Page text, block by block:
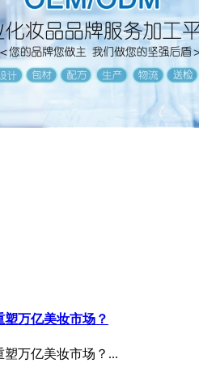
万亿美妆市场？
万亿美妆市场？...